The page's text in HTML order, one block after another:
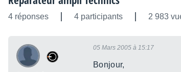
4 réponses 4 participants 2 983
05 Mars 2005 à 15:17
Bonjour,